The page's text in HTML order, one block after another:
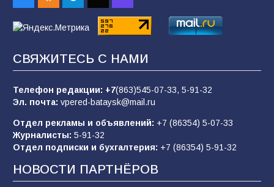
пропагандистский вброс
«Слухами Москву не возьмёшь»: почему
заявления Киева о мобилизации — это
отчаяние, а не разведка
81 02.08.2026
СВЯЖИТЕСЬ С НАМИ
Телефон редакции: +7(863)545-07-33, 5-91-32
Эл. почта: vpered-bataysk@mail.ru
Отдел рекламы и объявлений: +7 (86354) 5-07-33
Журналисты: 5-91-32
Отдел подписки и бухгалтерия: +7 (86354) 5-91-32
НОВОСТИ ПАРТНЁРОВ